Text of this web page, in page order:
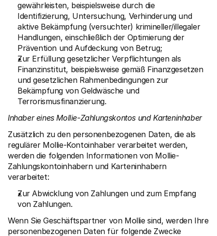
gewährleisten, beispielsweise durch die
Identifizierung, Untersuchung, Verhinderung und
aktive Bekämpfung (versuchter) krimineller/illegaler
Handlungen, einschließlich der Optimierung der
Prävention und Aufdeckung von Betrug;
Zur Erfüllung gesetzlicher Verpflichtungen als
Finanzinstitut, beispielsweise gemäß Finanzgesetzen
und gesetzlichen Rahmenbedingungen zur
Bekämpfung von Geldwäsche und
Terrorismusfinanzierung.
Inhaber eines Mollie-Zahlungskontos und Karteninhaber
Zusätzlich zu den personenbezogenen Daten, die als
regulärer Mollie-Kontoinhaber verarbeitet werden,
werden die folgenden Informationen von Mollie-
Zahlungskontoinhabern und Karteninhabern
verarbeitet:
Zur Abwicklung von Zahlungen und zum Empfang
von Zahlungen.
Wenn Sie Geschäftspartner von Mollie sind, werden Ihre
personenbezogenen Daten für folgende Zwecke